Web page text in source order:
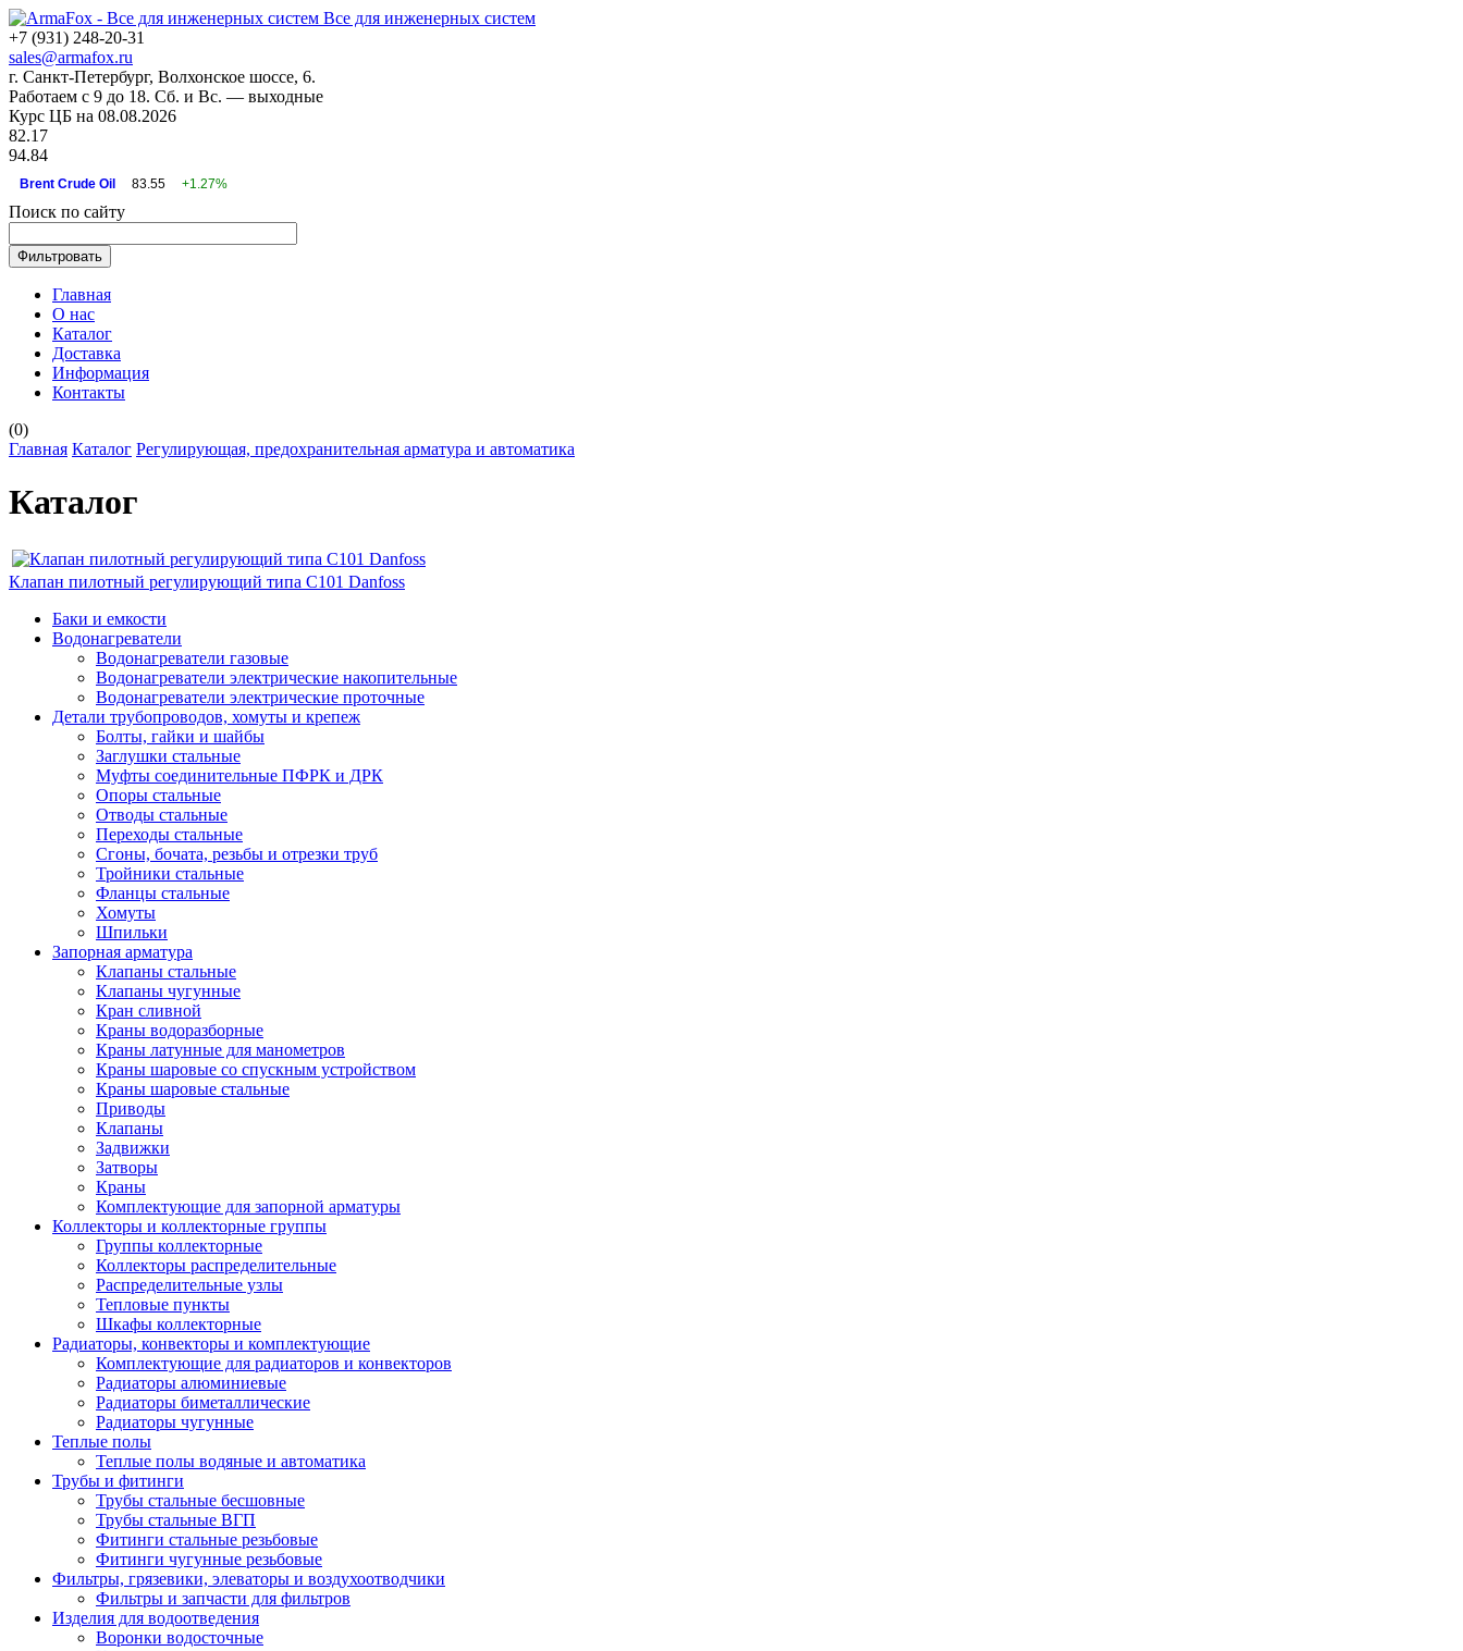
Все для инженерных систем
+7 (931) 248-20-31
sales@armafox.ru
г. Санкт-Петербург, Волхонское шоссе, 6.
Работаем с 9 до 18. Сб. и Вс. — выходные
Курс ЦБ на 08.08.2026
82.17
94.84
Brent Crude Oil 83.55 +1.27%
Поиск по сайту
Главная
О нас
Каталог
Доставка
Информация
Контакты
(0)
Главная Каталог Регулирующая, предохранительная арматура и автоматика
Каталог
Клапан пилотный регулирующий типа С101 Danfoss
Баки и емкости
Водонагреватели
Водонагреватели газовые
Водонагреватели электрические накопительные
Водонагреватели электрические проточные
Детали трубопроводов, хомуты и крепеж
Болты, гайки и шайбы
Заглушки стальные
Муфты соединительные ПФРК и ДРК
Опоры стальные
Отводы стальные
Переходы стальные
Сгоны, бочата, резьбы и отрезки труб
Тройники стальные
Фланцы стальные
Хомуты
Шпильки
Запорная арматура
Клапаны стальные
Клапаны чугунные
Кран сливной
Краны водоразборные
Краны латунные для манометров
Краны шаровые со спускным устройством
Краны шаровые стальные
Приводы
Клапаны
Задвижки
Затворы
Краны
Комплектующие для запорной арматуры
Коллекторы и коллекторные группы
Группы коллекторные
Коллекторы распределительные
Распределительные узлы
Тепловые пункты
Шкафы коллекторные
Радиаторы, конвекторы и комплектующие
Комплектующие для радиаторов и конвекторов
Радиаторы алюминиевые
Радиаторы биметаллические
Радиаторы чугунные
Теплые полы
Теплые полы водяные и автоматика
Трубы и фитинги
Трубы стальные бесшовные
Трубы стальные ВГП
Фитинги стальные резьбовые
Фитинги чугунные резьбовые
Фильтры, грязевики, элеваторы и воздухоотводчики
Фильтры и запчасти для фильтров
Изделия для водоотведения
Воронки водосточные